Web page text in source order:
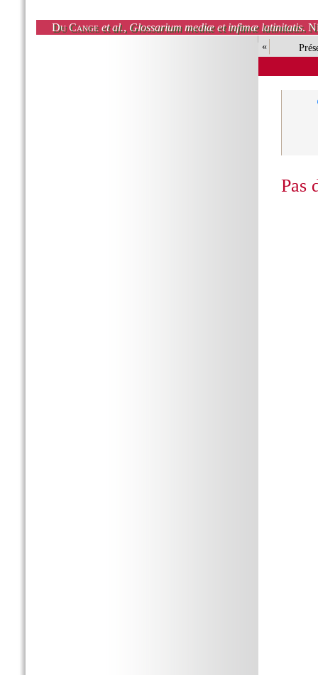
Du Cange et al., Glossarium mediæ et infimæ latinitatis.
«
Pas